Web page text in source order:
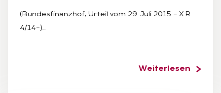
(Bundesfinanzhof, Urteil vom 29. Juli 2015 – X R
4/14–)…
Weiterlesen